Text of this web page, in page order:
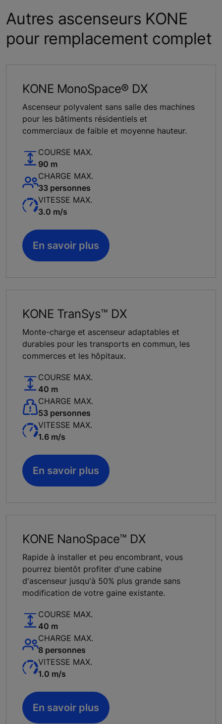
Autres ascenseurs KONE
pour remplacement complet
KONE MonoSpace® DX
Ascenseur polyvalent sans salle des machines
pour les bâtiments résidentiels et
commerciaux de faible et moyenne hauteur.
COURSE MAX.
90 m
CHARGE MAX.
33 personnes
VITESSE MAX.
3.0 m/s
En savoir plus
KONE TranSys™ DX
Monte-charge et ascenseur adaptables et
durables pour les transports en commun, les
commerces et les hôpitaux.
COURSE MAX.
40 m
CHARGE MAX.
53 personnes
VITESSE MAX.
1.6 m/s
En savoir plus
KONE NanoSpace™ DX
Rapide à installer et peu encombrant, vous
pourrez bientôt profiter d'une cabine
d'ascenseur jusqu'à 50% plus grande sans
modification de votre gaine existante.
COURSE MAX.
40 m
CHARGE MAX.
8 personnes
VITESSE MAX.
1.0 m/s
En savoir plus